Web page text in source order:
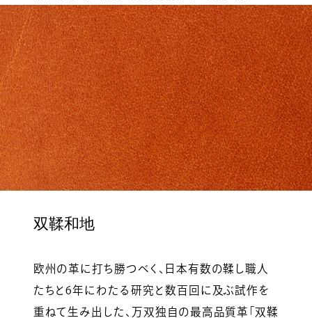
双鞣和地
欧州の革に打ち勝つべく、日本有数の鞣し職人
たちと6年にわたる研究と数百回に及ぶ試作を
重ねて生み出した、万双独自の最高品質革「双鞣